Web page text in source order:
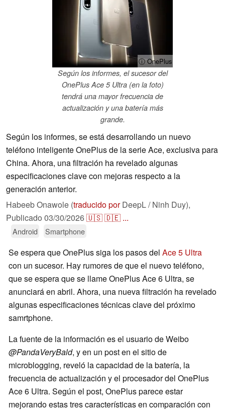
ⓘ OnePlus
Según los informes, el sucesor del
OnePlus Ace 5 Ultra (en la foto)
tendrá una mayor frecuencia de
actualización y una batería más
grande.
Según los informes, se está desarrollando un nuevo
teléfono inteligente OnePlus de la serie Ace, exclusiva para
China. Ahora, una filtración ha revelado algunas
especificaciones clave con mejoras respecto a la
generación anterior.
Habeeb Onawole (traducido porDeepL / Ninh Duy),
Publicado 03/30/2026🇺🇸🇩🇪 ...
Android Smartphone
Se espera que OnePlus siga los pasos del Ace 5 Ultra
con un sucesor. Hay rumores de que el nuevo teléfono,
que se espera que se llame OnePlus Ace 6 Ultra, se
anunciará en abril. Ahora, una nueva filtración ha revelado
algunas especificaciones técnicas clave del próximo
samrtphone.
La fuente de la información es el usuario de Weibo
@PandaVeryBald, y en un post en el sitio de
microblogging, reveló la capacidad de la batería, la
frecuencia de actualización y el procesador del OnePlus
Ace 6 Ultra. Según el post, OnePlus parece estar
mejorando estas tres características en comparación con